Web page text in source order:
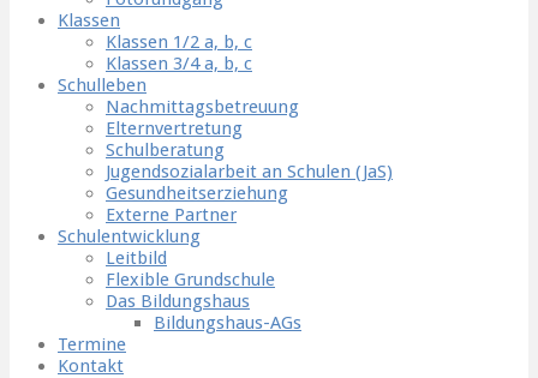
Klassen
Klassen 1/2 a, b, c
Klassen 3/4 a, b, c
Schulleben
Nachmittagsbetreuung
Elternvertretung
Schulberatung
Jugendsozialarbeit an Schulen (JaS)
Gesundheitserziehung
Externe Partner
Schulentwicklung
Leitbild
Flexible Grundschule
Das Bildungshaus
Bildungshaus-AGs
Termine
Kontakt